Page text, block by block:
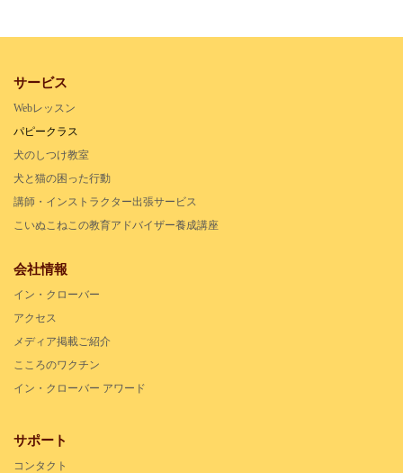
サービス
Webレッスン
パピークラス
犬のしつけ教室
犬と猫の困った行動
講師・インストラクター出張サービス
こいぬこねこの教育アドバイザー養成講座
会社情報
イン・クローバー
アクセス
メディア掲載ご紹介
こころのワクチン
イン・クローバー アワード
サポート
コンタクト